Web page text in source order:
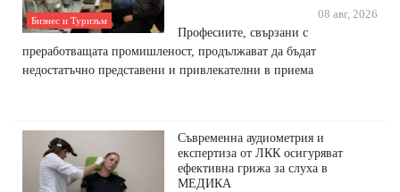
Бизнес и Туризъм
08 авг, 2026
Професиите, свързани с
преработващата промишленост, продължават да бъдат
недостатъчно представени и привлекателни в приема
Съвременна аудиометрия и
експертиза от ЛКК осигуряват
ефективна грижа за слуха в
МЕДИКА